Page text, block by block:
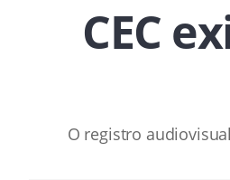
CEC
O registro